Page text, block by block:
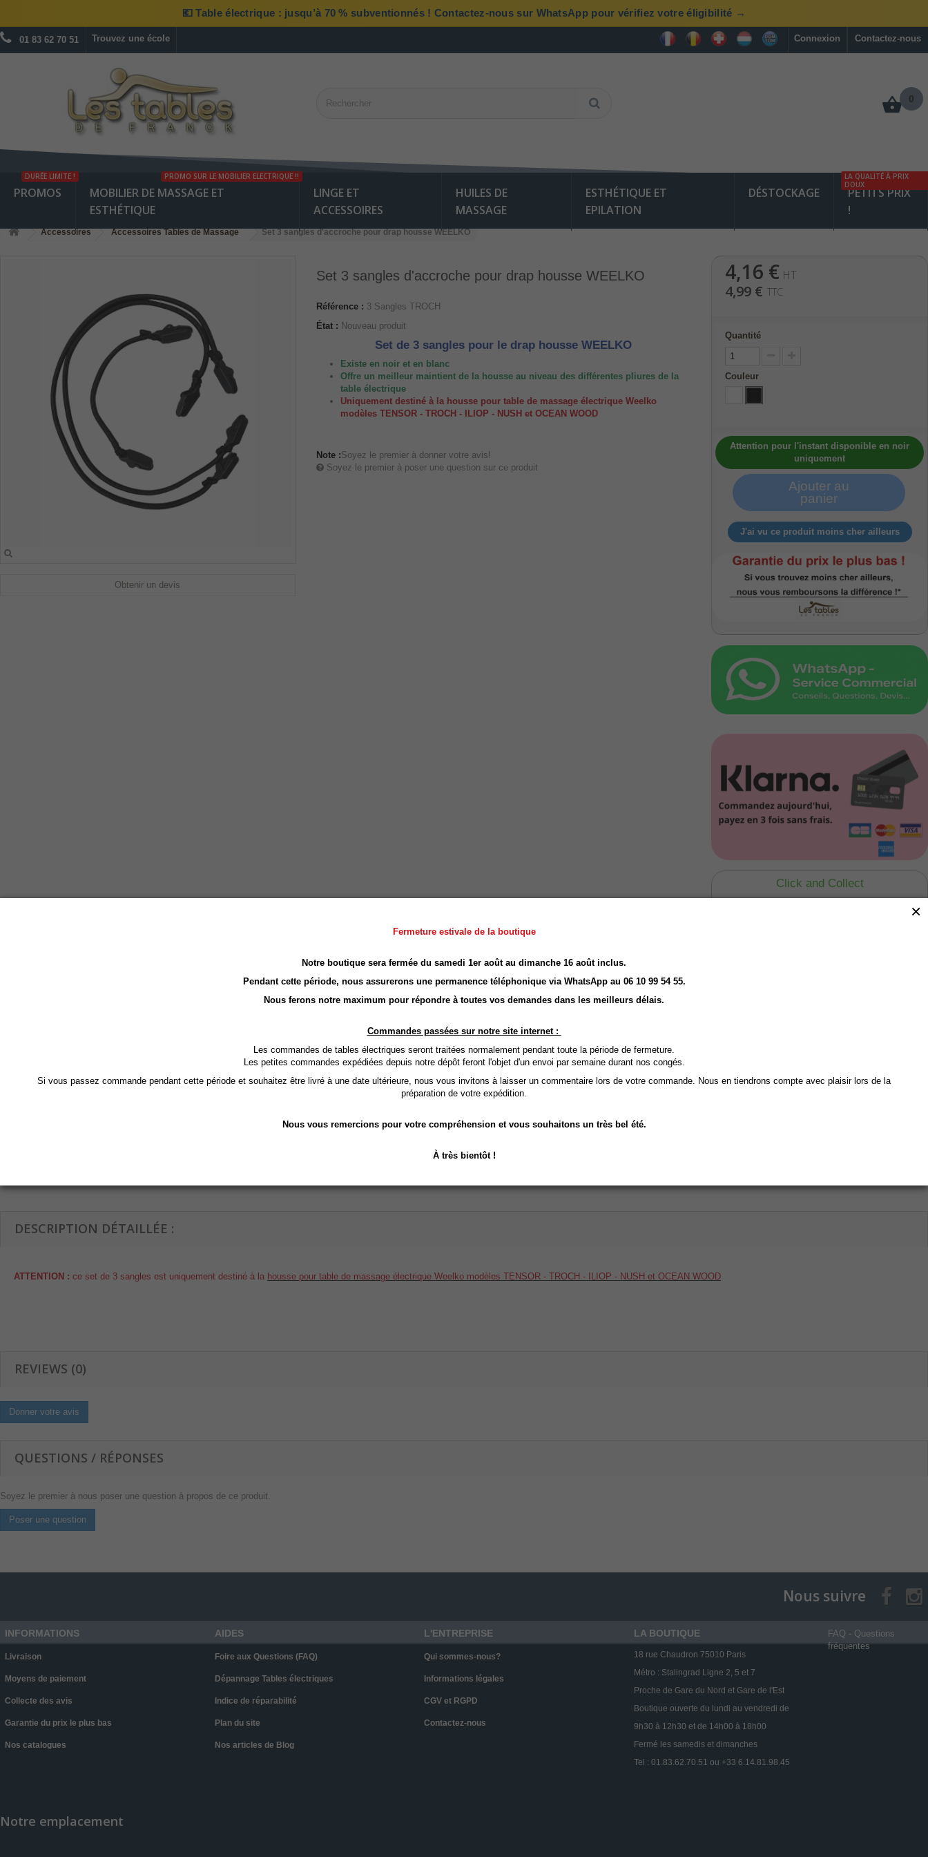
💶 Table électrique : jusqu’à 70 % subventionnés ! Contactez-nous sur WhatsApp pour vérifiez votre éligibilité →
Contactez-nous
01 83 62 70 51 Trouvez une école Connexion
0
PROMOS
DURÉE LIMITE !
MOBILIER DE MASSAGE ET
ESTHÉTIQUE
PROMO SUR LE MOBILIER ELECTRIQUE !!
LINGE ET
ACCESSOIRES
HUILES DE
MASSAGE
ESTHÉTIQUE ET
EPILATION
DÉSTOCKAGE
PETITS PRIX
!
LA QUALITÉ À PRIX
DOUX
Accessoires Accessoires Tables de Massage Set 3 sangles d'accroche pour drap housse WEELKO
Obtenir un devis
Set 3 sangles d'accroche pour drap housse WEELKO
Référence : 3 Sangles TROCH
État : Nouveau produit
Set de 3 sangles pour le drap housse WEELKO
Existe en noir et en blanc
Offre un meilleur maintient de la housse au niveau des différentes pliures de la
table électrique
Uniquement destiné à la housse pour table de massage électrique Weelko
modèles TENSOR - TROCH - ILIOP - NUSH et OCEAN WOOD
Note :Soyez le premier à donner votre avis!
Soyez le premier à poser une question sur ce produit
4,16 € HT
4,99 € TTC
Quantité
Couleur
Attention pour l'instant disponible en noir
uniquement
Ajouter au
panier
J'ai vu ce produit moins cher ailleurs
Click and Collect
LES CLIENTS AYANT ACHETÉ CE PRODUIT ONT ÉGALEMENT CHOISI :
DESCRIPTION DÉTAILLÉE :
ATTENTION : ce set de 3 sangles est uniquement destiné à la housse pour table de massage électrique Weelko modèles TENSOR - TROCH - ILIOP - NUSH et OCEAN WOOD
REVIEWS (0)
Donner votre avis
QUESTIONS / RÉPONSES
Soyez le premier à nous poser une question à propos de ce produit.
Poser une question
Nous suivre
INFORMATIONS
Livraison
Moyens de paiement
Collecte des avis
Garantie du prix le plus bas
Nos catalogues
AIDES
Foire aux Questions (FAQ)
Dépannage Tables électriques
Indice de réparabilité
Plan du site
Nos articles de Blog
L'ENTREPRISE
Qui sommes-nous?
Informations légales
CGV et RGPD
Contactez-nous
LA BOUTIQUE
18 rue Chaudron 75010 Paris
Métro : Stalingrad Ligne 2, 5 et 7
Proche de Gare du Nord et Gare de l'Est
Boutique ouverte du lundi au vendredi de
9h30 à 12h30 et de 14h00 à 18h00
Fermé les samedis et dimanches
Tel : 01.83.62.70.51 ou +33 6.14.81.98.45
Notre emplacement
FAQ - Questions
fréquentes
Fermeture estivale de la boutique
Notre boutique sera fermée du samedi 1er août au dimanche 16 août inclus.
Pendant cette période, nous assurerons une permanence téléphonique via WhatsApp au 06 10 99 54 55.
Nous ferons notre maximum pour répondre à toutes vos demandes dans les meilleurs délais.
Commandes passées sur notre site internet :
Les commandes de tables électriques seront traitées normalement pendant toute la période de fermeture.
Les petites commandes expédiées depuis notre dépôt feront l'objet d'un envoi par semaine durant nos congés.
Si vous passez commande pendant cette période et souhaitez être livré à une date ultérieure, nous vous invitons à laisser un commentaire lors de votre commande. Nous en tiendrons compte avec plaisir lors de la
préparation de votre expédition.
Nous vous remercions pour votre compréhension et vous souhaitons un très bel été.
À très bientôt !
×